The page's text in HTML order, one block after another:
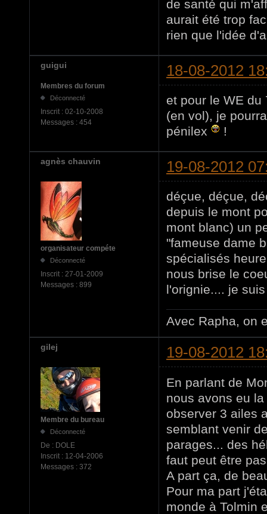
de santé qui
aurait été trop
rien que l'idée
guigui 18-08-2012
Membres du forum
Déconnecté
Inscrit : 02-10-2008
Messages : 454
et pour le WE
(en vol), je
pénilex
!
agnès chauvin 19-08-2012
organisateur compéte
Déconnecté
Inscrit : 27-01-2009
Messages : 899
déçue, déçue,
depuis le mont
mont blanc) un
"fameuse dame
spécialisés
nous brise le
l'orignie.... je
Avec Rapha, on
gilej 19-08-2012
Membre du bureau
Déconnecté
De : DOLE
Inscrit : 12-04-2006
Messages : 372
En parlant de
nous avons eu
observer 3 ailes
semblant venir
parages... des
faut peut être
A part ça, de
Pour ma part
monde à Tolmin